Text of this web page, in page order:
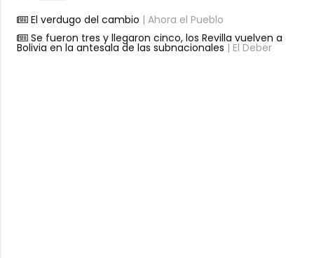
El verdugo del cambio | Ahora el Pueblo
Se fueron tres y llegaron cinco, los Revilla vuelven a
Bolivia en la antesala de las subnacionales | El Deber